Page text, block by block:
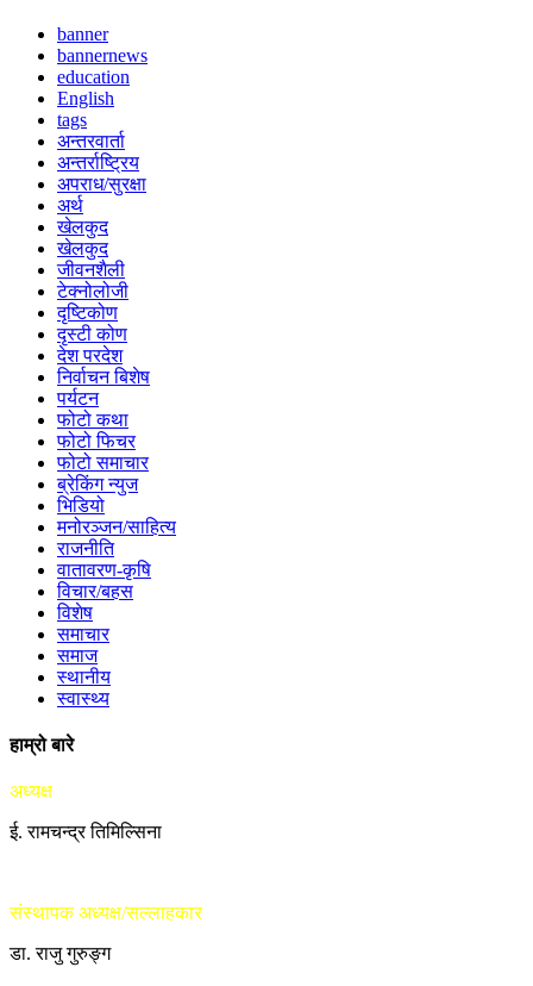
banner
bannernews
education
English
tags
अन्तरवार्ता
अन्तर्राष्ट्रिय
अपराध/सुरक्षा
अर्थ
खेलकुद
खेलकुद
जीवनशैली
टेक्नोलोजी
दृष्टिकोण
दृस्टी कोण
देश परदेश
निर्वाचन बिशेष
पर्यटन
फोटो कथा
फोटो फिचर
फोटो समाचार
ब्रेकिंग न्युज
भिडियो
मनोरञ्जन/साहित्य
राजनीति
वातावरण-कृषि
विचार/बहस
विशेष
समाचार
समाज
स्थानीय
स्वास्थ्य
हाम्रो बारे
अध्यक्ष
ई. रामचन्द्र तिमिल्सिना
संस्थापक अध्यक्ष/सल्लाहकार
डा. राजु गुरुङ्ग